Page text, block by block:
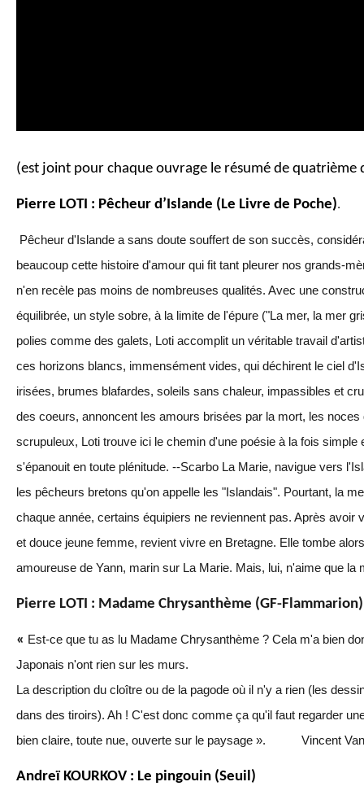
(est joint pour chaque ouvrage le résumé de quatrième
Pierre LOTI : Pêcheur d’Islande (Le Livre de Poche).
Pêcheur d'Islande a sans doute souffert de son succès,
beaucoup cette histoire d'amour qui fit tant pleurer nos grands-
n'en recèle pas moins de nombreuses qualités. Avec une
équilibrée, un style sobre, à la limite de l'épure ("La mer, la mer
polies comme des galets, Loti accomplit un véritable travail
ces horizons blancs, immensément vides, qui déchirent le ciel
irisées, brumes blafardes, soleils sans chaleur, impassibles et
des coeurs, annoncent les amours brisées par la mort, les noces
scrupuleux, Loti trouve ici le chemin d'une poésie à la fois simple
s'épanouit en toute plénitude. --Scarbo La Marie, navigue vers
les pêcheurs bretons qu'on appelle les "Islandais". Pourtant, la
chaque année, certains équipiers ne reviennent pas. Après avoir
et douce jeune femme, revient vivre en Bretagne. Elle tombe
amoureuse de Yann, marin sur La Marie. Mais, lui, n'aime que la
Pierre LOTI : Madame Chrysanthème (GF-Flammarion)
« Est-ce que tu as lu Madame Chrysanthème ? Cela m'a bien
Japonais n'ont rien sur les murs.
La description du cloître ou de la pagode où il n'y a rien (les
dans des tiroirs). Ah ! C'est donc comme ça qu'il faut regarder
bien claire, toute nue, ouverte sur le paysage ».
Vincent
Andreï KOURKOV : Le pingouin (Seuil)